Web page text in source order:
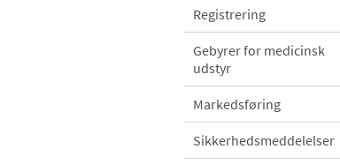
Registrering
Gebyrer for medicinsk
udstyr
Markedsføring
Sikkerhedsmeddelelser